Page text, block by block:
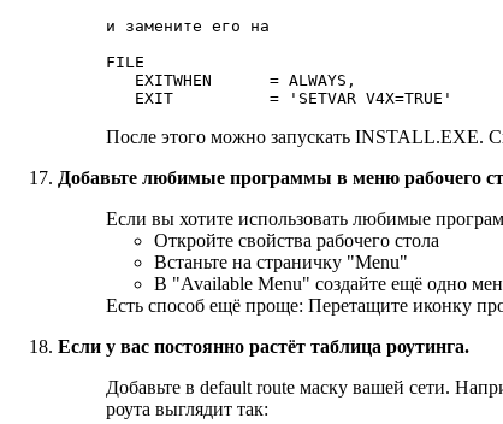
и замените его на
FILE
   EXITWHEN      = ALWAYS,
После этого можно запускать INSTALL.EXE.
Добавьте любимые программы в меню рабочего
Если вы хотите использовать любимые
Откройте свойства рабочего стола
Встаньте на страничку "Menu"
В "Available Menu" создайте ещё одно
Есть способ ещё проще: Перетащите иконку
Если у вас постоянно растёт таблица роутинга.
Добавьте в default route маску вашей сети.
роута выглядит так: